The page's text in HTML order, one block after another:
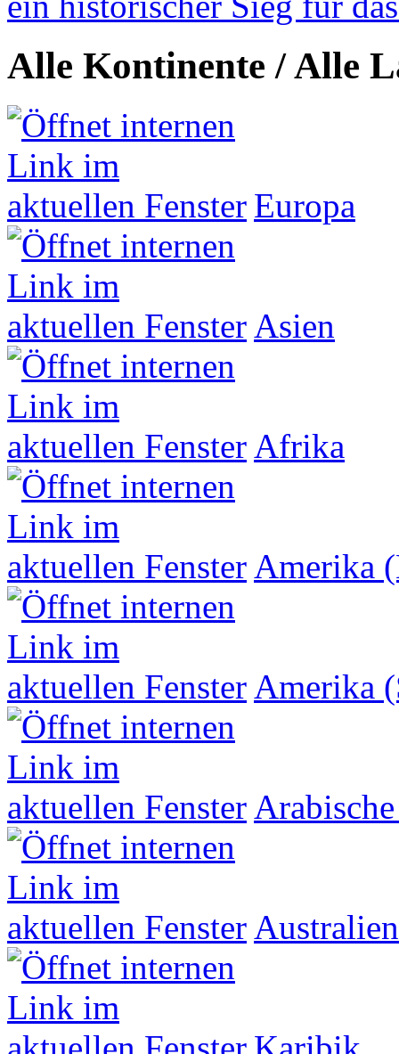
Alle Kontinente / Alle
Europa
Asien
Afrika
Amerika
Amerika
Australien